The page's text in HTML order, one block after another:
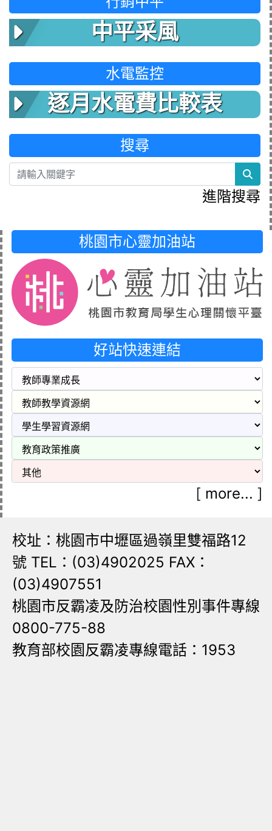
中平采風
水電監控
逐月水電費比較表
搜尋
進階搜尋
桃園市心靈加油站
好站快速連結
[ more... ]
校址：桃園市中壢區過嶺里雙福路12
號 TEL：(03)4902025 FAX：
(03)4907551
桃園市反霸凌及防治校園性別事件專線
0800-775-88
教育部校園反霸凌專線電話：1953